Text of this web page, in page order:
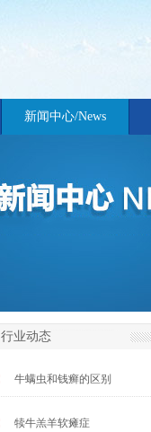
新闻中心/News
行业动态
牛螨虫和钱癣的区别
犊牛羔羊软瘫症